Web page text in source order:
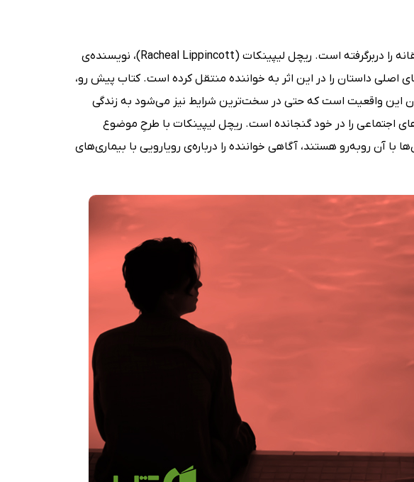
کتاب پنج پا فاصله (Five Feet Apart)، رمانی در سبک عاشقانه را دربرگرفته است. ریچل لیپینکات (Racheal Lippincott)، نویسنده‌ی
داستان را در این اثر به خواننده منتقل کرده است. کتاب پیش رو،
این واقعیت است که حتی در سخت‌ترین شرایط نیز می‌شود به زندگی
اجتماعی را در خود گنجانده است. ریچل لیپینکات با طرحِ موضوع
آن روبه‌رو هستند، آگاهی خواننده را درباره‌ی رویارویی با بیماری‌های